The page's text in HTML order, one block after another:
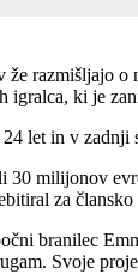
razmišljajo o
igralca, ki je
24 let in v
milijonov
za
branilec
Svoje